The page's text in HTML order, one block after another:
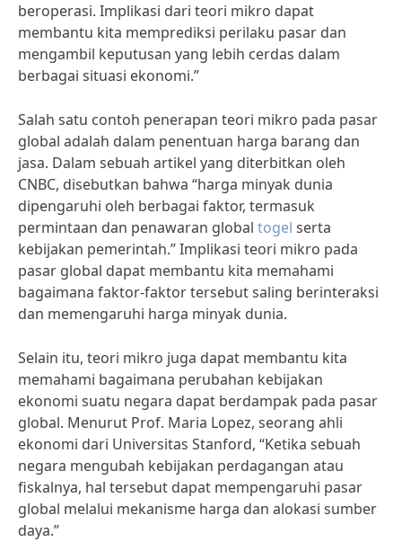
beroperasi. Implikasi dari teori mikro dapat
membantu kita memprediksi perilaku pasar dan
mengambil keputusan yang lebih cerdas dalam
berbagai situasi ekonomi.”
Salah satu contoh penerapan teori mikro pada pasar
global adalah dalam penentuan harga barang dan
jasa. Dalam sebuah artikel yang diterbitkan oleh
CNBC, disebutkan bahwa “harga minyak dunia
dipengaruhi oleh berbagai faktor, termasuk
permintaan dan penawaran global togel serta
kebijakan pemerintah.” Implikasi teori mikro pada
pasar global dapat membantu kita memahami
bagaimana faktor-faktor tersebut saling berinteraksi
dan memengaruhi harga minyak dunia.
Selain itu, teori mikro juga dapat membantu kita
memahami bagaimana perubahan kebijakan
ekonomi suatu negara dapat berdampak pada pasar
global. Menurut Prof. Maria Lopez, seorang ahli
ekonomi dari Universitas Stanford, “Ketika sebuah
negara mengubah kebijakan perdagangan atau
fiskalnya, hal tersebut dapat mempengaruhi pasar
global melalui mekanisme harga dan alokasi sumber
daya.”